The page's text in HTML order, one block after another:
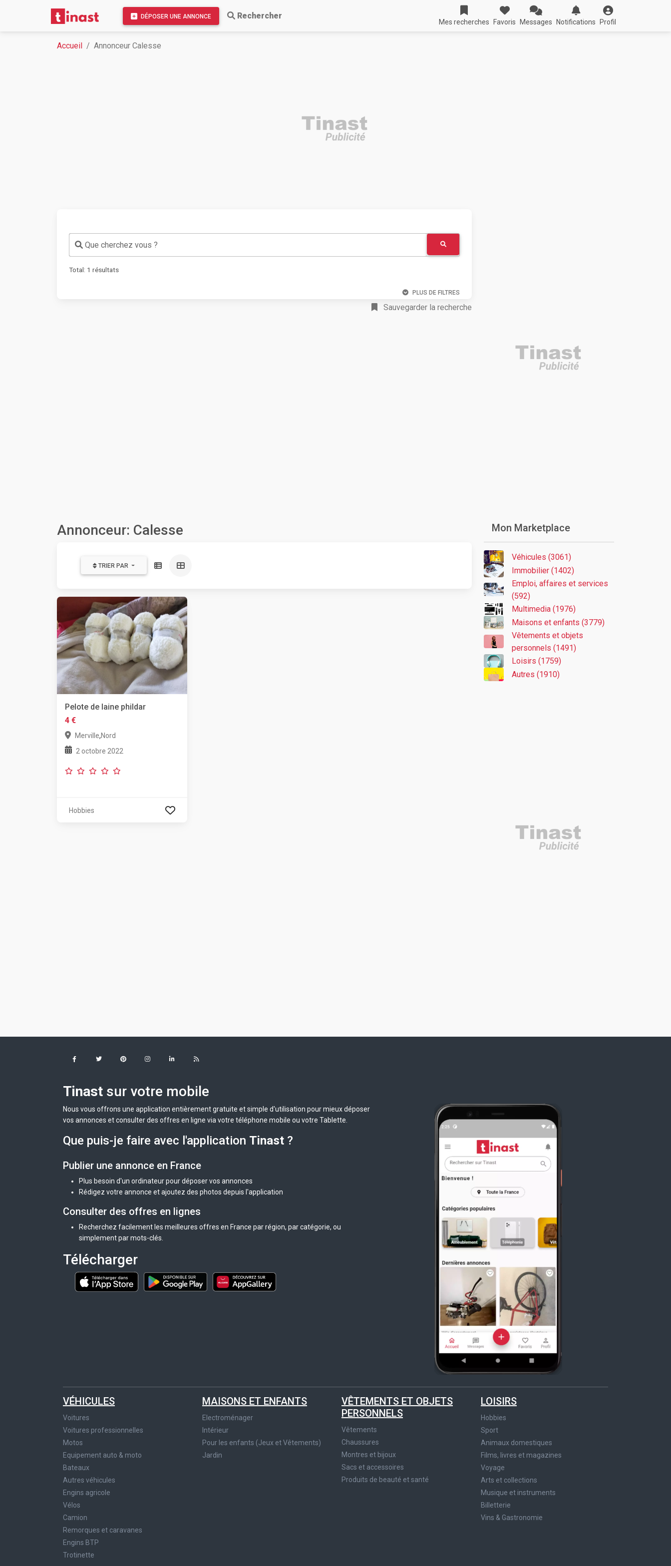
DÉPOSER UNE ANNONCE Rechercher
Mes recherches Favoris Messages Notifications Profil
Accueil Annonceur Calesse
Que cherchez vous ?
Total: 1 résultats
PLUS DE FILTRES
Sauvegarder la recherche
Annonceur: Calesse
TRIER PAR
Pelote de laine phildar
4 €
Merville,Nord
2 octobre 2022
Hobbies
Mon Marketplace
Véhicules (3061)
Immobilier (1402)
Emploi, affaires et services
(592)
Multimedia (1976)
Maisons et enfants (3779)
Vêtements et objets
personnels (1491)
Loisirs (1759)
Autres (1910)
Tinast sur votre mobile
Nous vous offrons une application entièrement gratuite et simple d'utilisation pour mieux déposer
vos annonces et consulter des offres en ligne via votre téléphone mobile ou votre Tablette.
Que puis-je faire avec l'application Tinast ?
Publier une annonce en France
Plus besoin d'un ordinateur pour déposer vos annonces
Rédigez votre annonce et ajoutez des photos depuis l'application
Consulter des offres en lignes
Recherchez facilement les meilleures offres en France par région, par catégorie, ou
simplement par mots-clés.
Télécharger
VÉHICULES
Voitures
Voitures professionnelles
Motos
Equipement auto & moto
Bateaux
Autres véhicules
Engins agricole
Vélos
Camion
Remorques et caravanes
Engins BTP
Trotinette
MAISONS ET ENFANTS
Electroménager
Intérieur
Pour les enfants (Jeux et Vêtements)
Jardin
VÊTEMENTS ET OBJETS
PERSONNELS
Vêtements
Chaussures
Montres et bijoux
Sacs et accessoires
Produits de beauté et santé
LOISIRS
Hobbies
Sport
Animaux domestiques
Films, livres et magazines
Voyage
Arts et collections
Musique et instruments
Billetterie
Vins & Gastronomie